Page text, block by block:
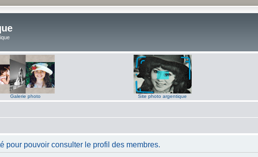
Galerie photo Site photo argentique
pour pouvoir consulter le profil des membres.